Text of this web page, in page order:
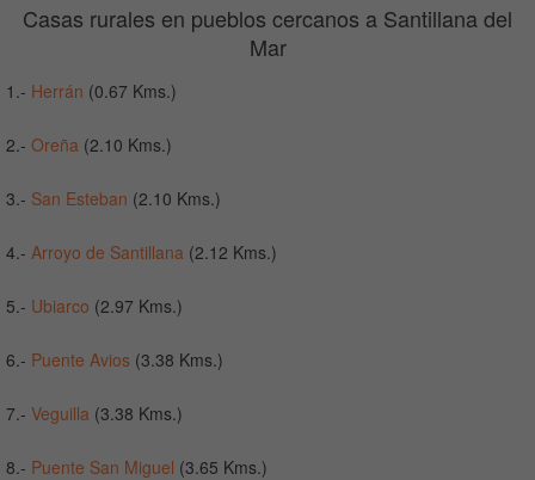
Casas rurales en pueblos cercanos a Santillana del
Mar
1.- Herrán (0.67 Kms.)
2.- Oreña (2.10 Kms.)
3.- San Esteban (2.10 Kms.)
4.- Arroyo de Santillana (2.12 Kms.)
5.- Ubiarco (2.97 Kms.)
6.- Puente Avios (3.38 Kms.)
7.- Veguilla (3.38 Kms.)
8.- Puente San Miguel (3.65 Kms.)